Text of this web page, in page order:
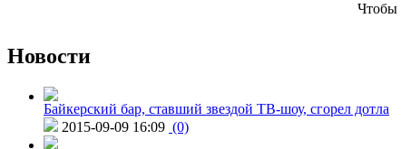
Чтобы
Новости
Байкерский бар, ставший звездой ТВ-шоу, сгорел дотла
2015-09-09 16:09 (0)